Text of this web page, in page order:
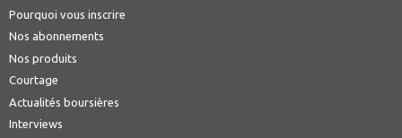
Pourquoi vous inscrire
Nos abonnements
Nos produits
Courtage
Actualités boursières
Interviews